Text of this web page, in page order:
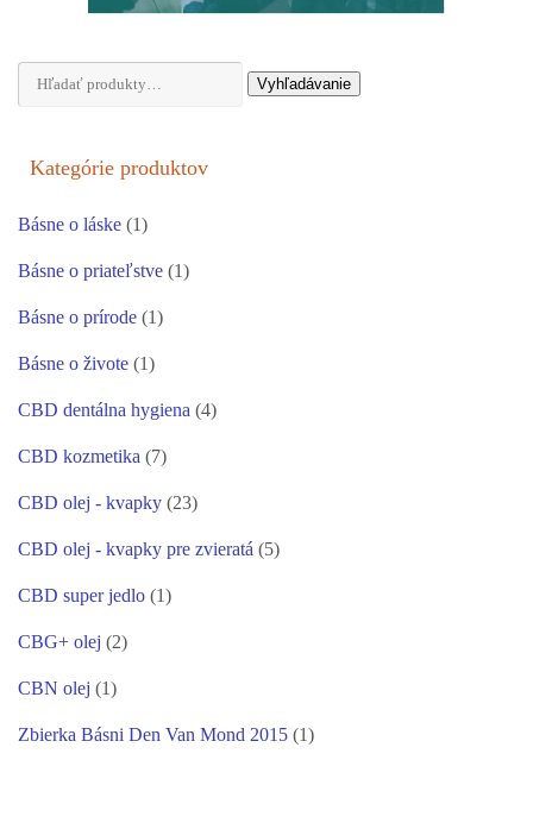
Hľadať: Vyhľadávanie
Kategórie produktov
Básne o láske (1)
Básne o priateľstve (1)
Básne o prírode (1)
Básne o živote (1)
CBD dentálna hygiena (4)
CBD kozmetika (7)
CBD olej - kvapky (23)
CBD olej - kvapky pre zvieratá (5)
CBD super jedlo (1)
CBG+ olej (2)
CBN olej (1)
Zbierka Básni Den Van Mond 2015 (1)